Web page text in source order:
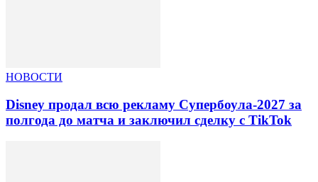
НОВОСТИ
Disney продал всю рекламу Супербоула-2027 за
полгода до матча и заключил сделку с TikTok